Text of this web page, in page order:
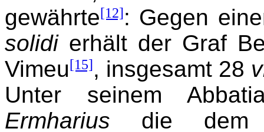
gewährte[12]: Gegen
solidierhält der Graf
Vimeu[15], insgesamt 28
Unter seinem
Ermharius die dem